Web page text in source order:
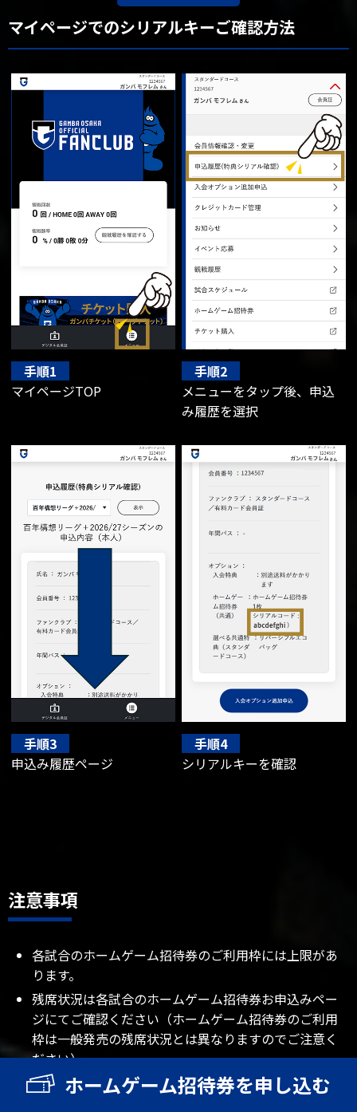
マイページでのシリアルキーご確認方法
手順1
マイページTOP
手順2
メニューをタップ後、申込
み履歴を選択
手順3
申込み履歴ページ
手順4
シリアルキーを確認
注意事項
各試合のホームゲーム招待券のご利用枠には上限があ
ります。
残席状況は各試合のホームゲーム招待券お申込みペー
ジにてご確認ください（ホームゲーム招待券のご利用
枠は一般発売の残席状況とは異なりますのでご注意く
ださい）。
ホームゲーム招待券のご利用は事前のお申込みが必要
ホームゲーム招待券を申し込む